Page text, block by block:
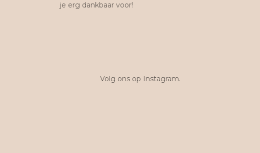
je erg dankbaar voor!
Volg ons op Instagram.